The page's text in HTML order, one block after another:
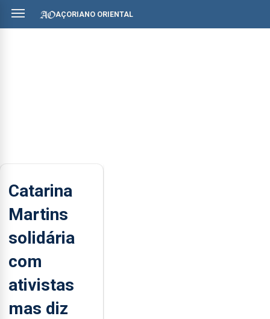
AÇORIANO ORIENTAL
Catarina
Martins
solidária
com
ativistas
mas diz